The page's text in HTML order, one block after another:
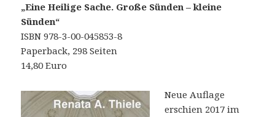
„Eine Heilige Sache. Große Sünden – kleine
Sünden“
ISBN 978-3-00-045853-8
Paperback, 298 Seiten
14,80 Euro
Neue Auflage
erschien 2017 im